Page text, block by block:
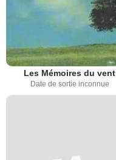
Les Mémoires du vent
Date de sortie inconnue